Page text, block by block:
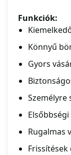
Funkciók:
Könnyű
Gyors
Személyre
Rugalmas